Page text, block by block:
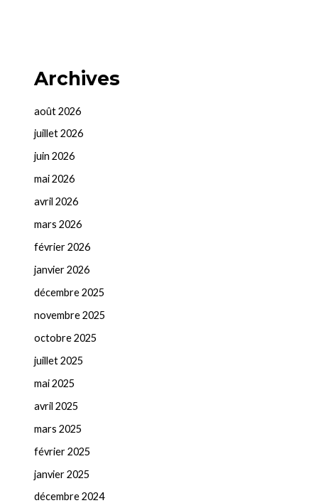
Archives
août 2026
juillet 2026
juin 2026
mai 2026
avril 2026
mars 2026
février 2026
janvier 2026
décembre 2025
novembre 2025
octobre 2025
juillet 2025
mai 2025
avril 2025
mars 2025
février 2025
janvier 2025
décembre 2024